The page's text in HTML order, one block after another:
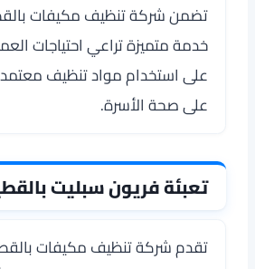
تضمن شركة تنظيف مكيفات
خدمة متميزة تراعي احتياجات
على استخدام مواد تنظيف
على صحة الأسرة.
تعبئة فريون سبليت
تقدم شركة تنظيف مكيفات